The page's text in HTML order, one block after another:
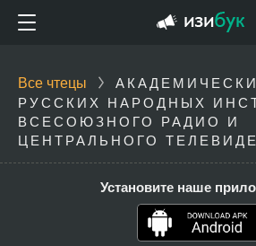
Все чтецы
РУССКИХ НАРОДНЫХ
ВСЕСОЮЗНОГО РАДИО И
ЦЕНТРАЛЬНОГО
Установите наше